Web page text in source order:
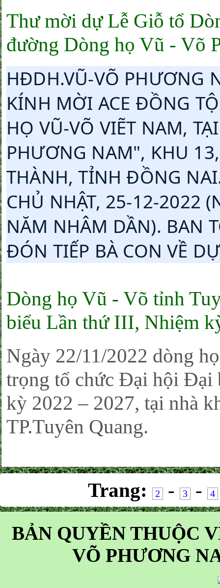
Thư mời dự Lễ Giỗ tổ
đường Dòng họ Vũ - Võ
HĐDH.VŨ-VÕ PHƯƠNG
KÍNH MỜI ACE ĐỒNG
HỌ VŨ-VÕ VIẼT NAM,
PHƯƠNG NAM", KHU
THÀNH, TỈNH ĐỒNG
CHỦ NHẬT, 25-12-2022
NĂM NHÂM DẦN). BAN
ĐÓN TIẾP BÀ CON VỀ
Dòng họ Vũ - Võ tỉnh
biểu Lần thứ III, Nhiệm
Ngày 22/11/2022 dòng
trọng tổ chức Đại hội Đại
kỳ 2022 – 2027, tại nhà
TP.Tuyên Quang.
Trang: 2 - 3 - 4
BẢN QUYỀN THUỘC
VÕ PHƯƠNG